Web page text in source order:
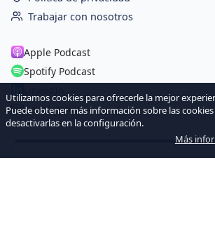
Trabajar con nosotros
Apple Podcast
Spotify Podcast
Contáctenos
Utilizamos cookies para ofrecerle la mejor
Puede obtener más información sobre las
desactivarlas en la configuración.
Más